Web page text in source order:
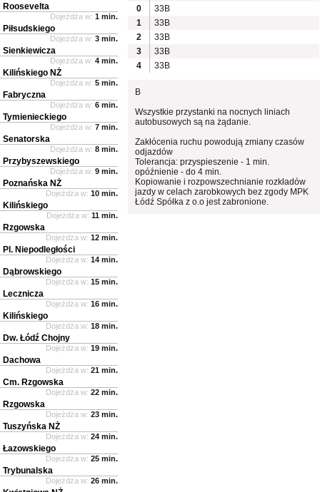
0
33B
1
33B
2
33B
3
33B
4
33B
B
Wszystkie przystanki na nocnych liniach
autobusowych są na żądanie.
Zakłócenia ruchu powodują zmiany czasów
odjazdów
Tolerancja: przyspieszenie - 1 min.
opóźnienie - do 4 min.
Kopiowanie i rozpowszechnianie rozkładów
jazdy w celach zarobkowych bez zgody MPK
Łódź Spółka z o.o jest zabronione.
Roosevelta
Dojeżdża w: 1 min.
Piłsudskiego
Dojeżdża w: 3 min.
Sienkiewicza
Dojeżdża w: 4 min.
Kilińskiego NŻ
Dojeżdża w: 5 min.
Fabryczna
Dojeżdża w: 6 min.
Tymienieckiego
Dojeżdża w: 7 min.
Senatorska
Dojeżdża w: 8 min.
Przybyszewskiego
Dojeżdża w: 9 min.
Poznańska NŻ
Dojeżdża w: 10 min.
Kilińskiego
Dojeżdża w: 11 min.
Rzgowska
Dojeżdża w: 12 min.
Pl. Niepodległości
Dojeżdża w: 14 min.
Dąbrowskiego
Dojeżdża w: 15 min.
Lecznicza
Dojeżdża w: 16 min.
Kilińskiego
Dojeżdża w: 18 min.
Dw. Łódź Chojny
Dojeżdża w: 19 min.
Dachowa
Dojeżdża w: 21 min.
Cm. Rzgowska
Dojeżdża w: 22 min.
Rzgowska
Dojeżdża w: 23 min.
Tuszyńska NŻ
Dojeżdża w: 24 min.
Łazowskiego
Dojeżdża w: 25 min.
Trybunalska
Dojeżdża w: 26 min.